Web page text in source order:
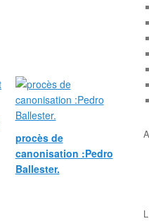
procès de
canonisation :Pedro
Ballester.